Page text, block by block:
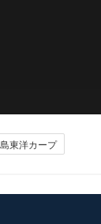
東洋カープ